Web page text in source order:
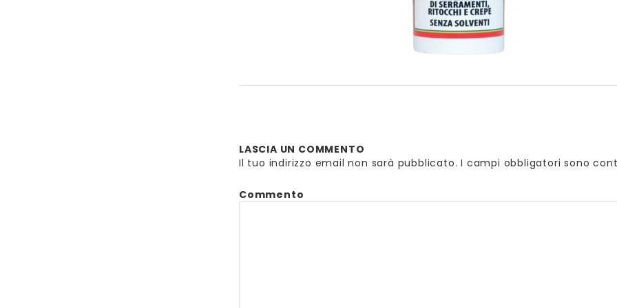
LASCIA UN COMMENTO
Il tuo indirizzo email non sarà pubblicato. I campi obbligatori sono
Commento